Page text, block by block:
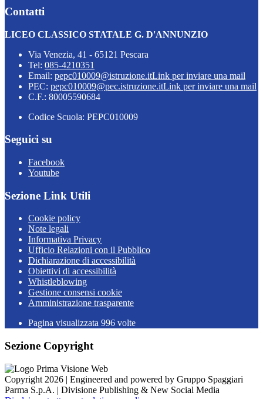
Contatti
LICEO CLASSICO STATALE G. D'ANNUNZIO
Via Venezia, 41 - 65121 Pescara
Tel: 085-4210351
Email: pepc010009@istruzione.itLink per inviare una mail
PEC: pepc010009@pec.istruzione.itLink per inviare una mail
C.F.: 80005590684
Codice Scuola: PEPC010009
Seguici su
Facebook
Youtube
Sezione Link Utili
Cookie policy
Note legali
Informativa Privacy
Ufficio Relazioni con il Pubblico
Dichiarazione di accessibilità
Obiettivi di accessibilità
Whistleblowing
Gestione consensi cookie
Amministrazione trasparente
Pagina visualizzata 996 volte
Sezione Copyright
Copyright 2026 | Engineered and powered by Gruppo Spaggiari
Parma S.p.A. | Divisione Publishing & New Social Media